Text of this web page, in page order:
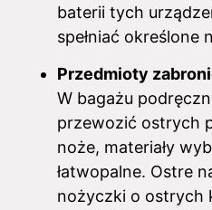
baterii tych
spełniać określone
Przedmioty
W bagażu
przewozić ostrych
noże, materiały
łatwopalne. Ostre
nożyczki o ostrych